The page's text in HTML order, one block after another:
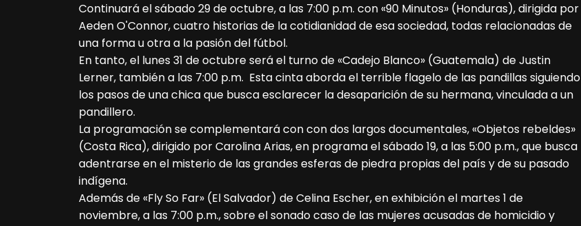
Continuará el sábado 29 de octubre, a las 7:00 p.m. con «90 Minutos» (Honduras), dirigida por
Aeden O'Connor, cuatro historias de la cotidianidad de esa sociedad, todas relacionadas de
una forma u otra a la pasión del fútbol.
En tanto, el lunes 31 de octubre será el turno de «Cadejo Blanco» (Guatemala) de Justin
Lerner, también a las 7:00 p.m. Esta cinta aborda el terrible flagelo de las pandillas siguiendo
los pasos de una chica que busca esclarecer la desaparición de su hermana, vinculada a un
pandillero.
La programación se complementará con con dos largos documentales, «Objetos rebeldes»
(Costa Rica), dirigido por Carolina Arias, en programa el sábado 19, a las 5:00 p.m., que busca
adentrarse en el misterio de las grandes esferas de piedra propias del país y de su pasado
indígena.
Además de «Fly So Far» (El Salvador) de Celina Escher, en exhibición el martes 1 de
noviembre, a las 7:00 p.m., sobre el sonado caso de las mujeres acusadas de homicidio y